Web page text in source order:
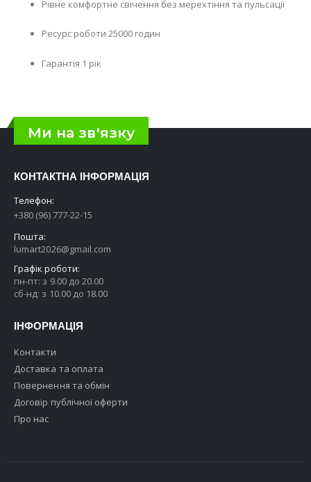
Рівне комфортне свічення без мерехтіння та пульсації
Ресурс роботи 25000 годин
Гарантія 1 рік
Ми на зв'язку
КОНТАКТНА ІНФОРМАЦІЯ
Телефон:
+380 (96) 777-22-15
Пошта:
lumart2026@gmail.com
Графік роботи:
пн-пт: з 9.00 до 20.00
сб-нд: з 10.00 до 18.00
ІНФОРМАЦІЯ
Контакти
Доставка та оплата
Повернення та обмін
Договір публічної оферти
Про нас